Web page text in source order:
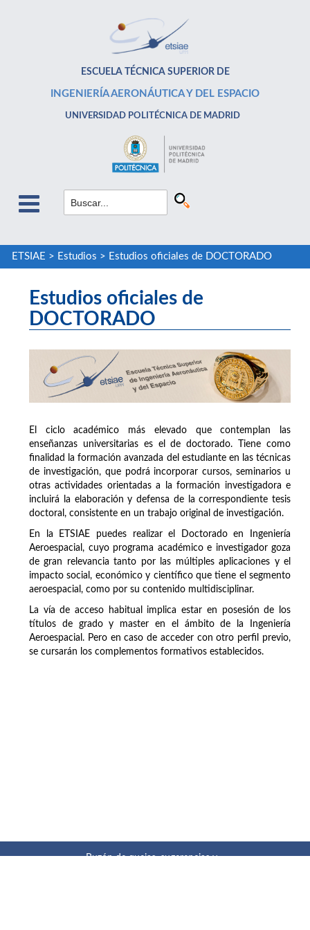
ESCUELA TÉCNICA SUPERIOR DE
INGENIERÍA AERONÁUTICA Y DEL ESPACIO
UNIVERSIDAD POLITÉCNICA DE MADRID
ETSIAE > Estudios > Estudios oficiales de DOCTORADO
Estudios oficiales de
DOCTORADO
El ciclo académico más elevado que contemplan las
enseñanzas universitarias es el de doctorado. Tiene como
finalidad la formación avanzada del estudiante en las técnicas
de investigación, que podrá incorporar cursos, seminarios u
otras actividades orientadas a la formación investigadora e
incluirá la elaboración y defensa de la correspondiente tesis
doctoral, consistente en un trabajo original de investigación.
En la ETSIAE puedes realizar el Doctorado en Ingeniería
Aeroespacial, cuyo programa académico e investigador goza
de gran relevancia tanto por las múltiples aplicaciones y el
impacto social, económico y científico que tiene el segmento
aeroespacial, como por su contenido multidisciplinar.
La vía de acceso habitual implica estar en posesión de los
títulos de grado y master en el ámbito de la Ingeniería
Aeroespacial. Pero en caso de acceder con otro perfil previo,
se cursarán los complementos formativos establecidos.
Buzón de quejas, sugerencias y